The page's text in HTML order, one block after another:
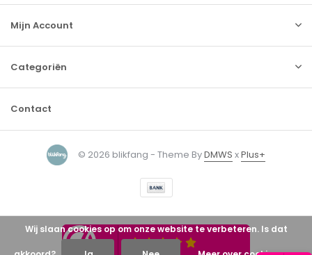
Mijn Account
Categoriën
Contact
© 2026 blikfang - Theme ByDMWS xPlus+
Wij slaan cookies op om onze website te verbeteren. Is dat